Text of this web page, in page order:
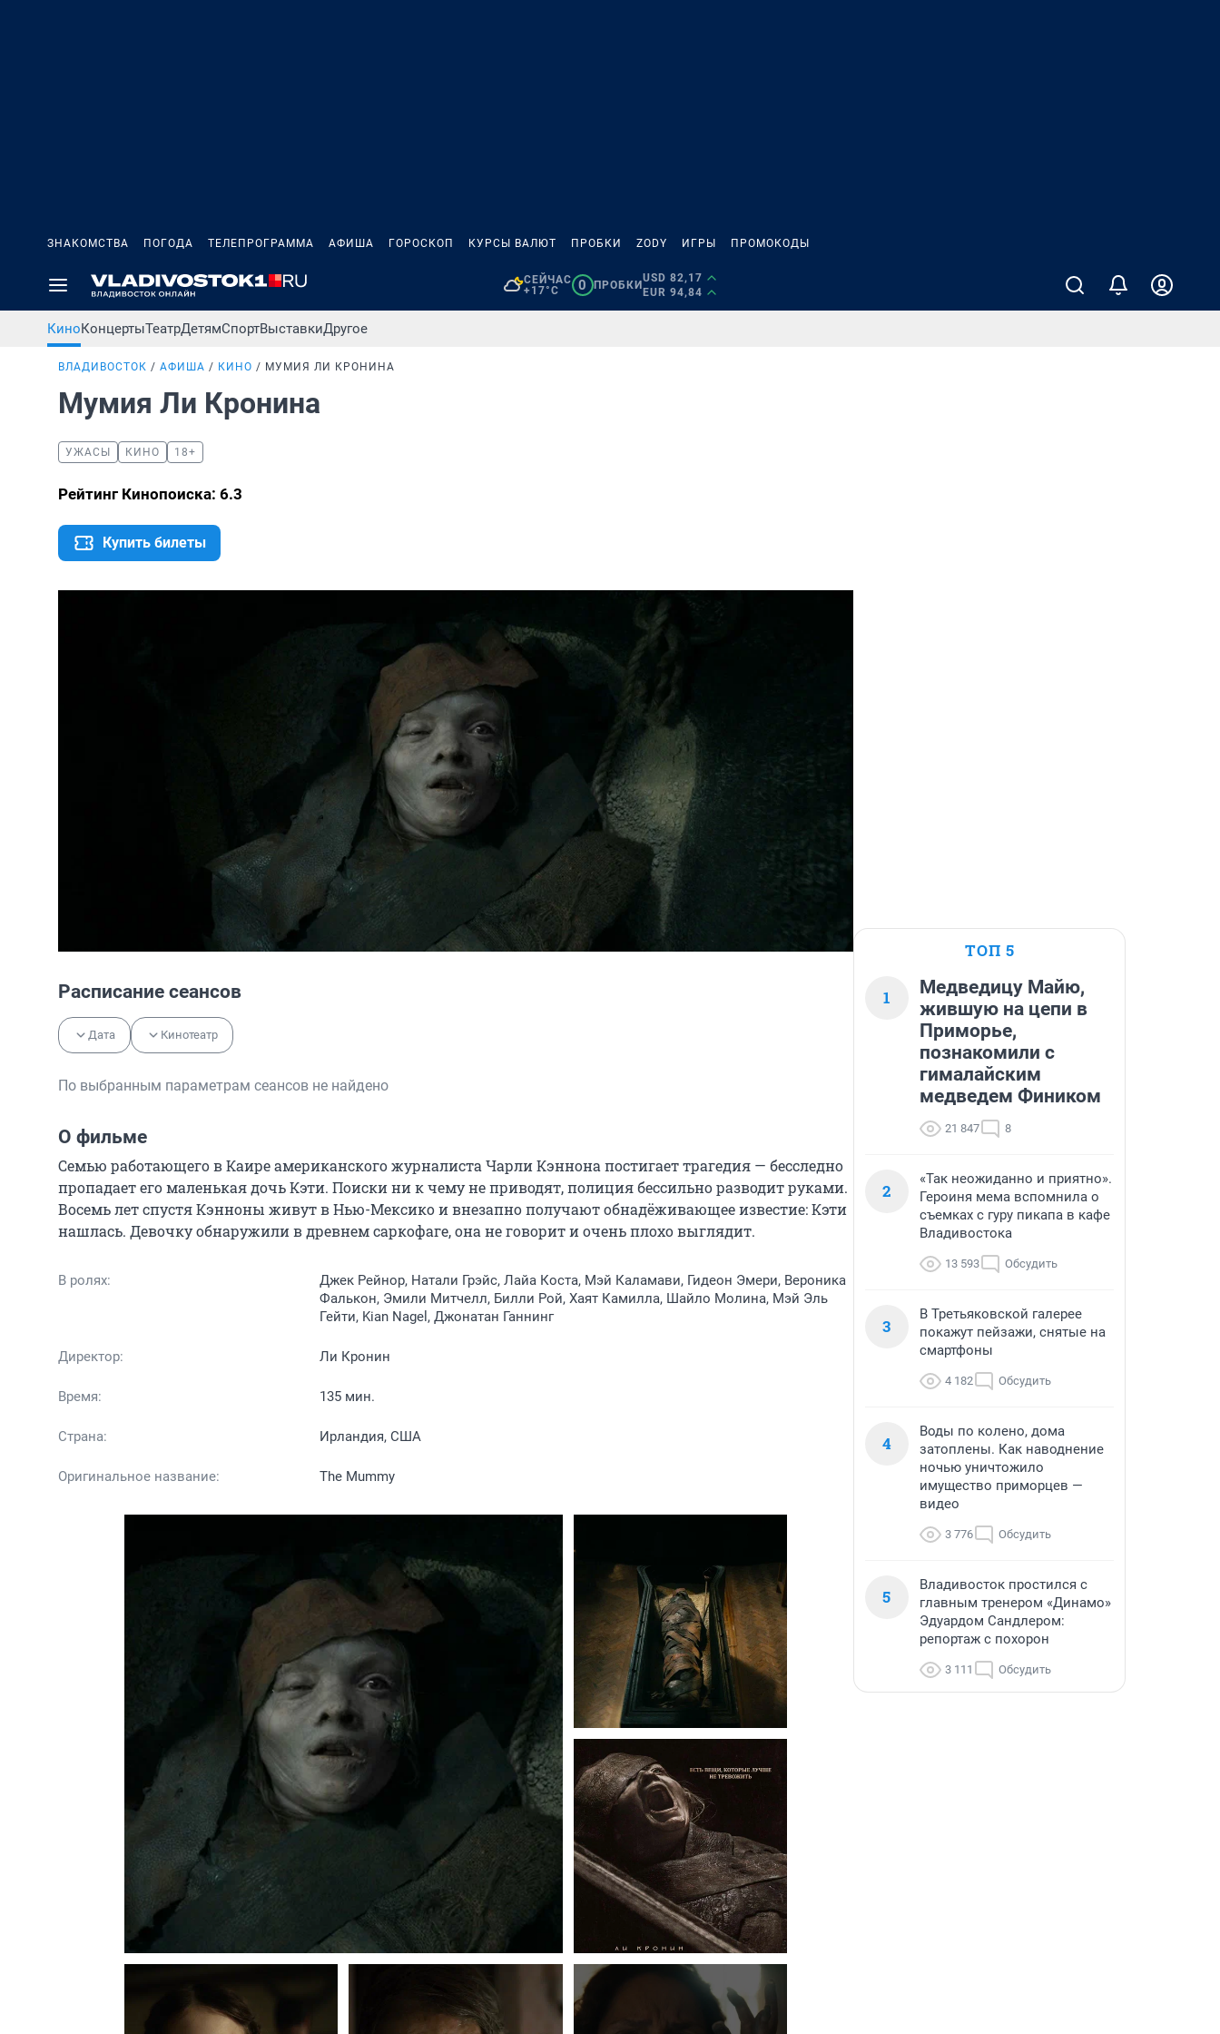
ЗНАКОМСТВА ПОГОДА ТЕЛЕПРОГРАММА АФИША ГОРОСКОП КУРСЫ ВАЛЮТ ПРОБКИ ZODY ИГРЫ ПРОМОКОДЫ
СЕЙЧАС
+17°C
0 ПРОБКИ
USD 82,17
EUR 94,84
КиноКонцертыТеатрДетямСпортВыставкиДругое
ВЛАДИВОСТОК АФИША КИНО МУМИЯ ЛИ КРОНИНА
Мумия Ли Кронина
УЖАСЫ КИНО 18+
Рейтинг Кинопоиска: 6.3
Купить билеты
Расписание сеансов
Дата Кинотеатр
По выбранным параметрам сеансов не найдено
О фильме
Семью работающего в Каире американского журналиста Чарли Кэннона постигает трагедия — бесследно
пропадает его маленькая дочь Кэти. Поиски ни к чему не приводят, полиция бессильно разводит руками.
Восемь лет спустя Кэнноны живут в Нью-Мексико и внезапно получают обнадёживающее известие: Кэти
нашлась. Девочку обнаружили в древнем саркофаге, она не говорит и очень плохо выглядит.
В ролях:
Джек Рейнор, Натали Грэйс, Лайа Коста, Мэй Каламави, Гидеон Эмери, Вероника
Фалькон, Эмили Митчелл, Билли Рой, Хаят Камилла, Шайло Молина, Мэй Эль
Гейти, Kian Nagel, Джонатан Ганнинг
Директор: Ли Кронин
Время: 135 мин.
Страна: Ирландия, США
Оригинальное название: The Mummy
ТОП 5
1
Медведицу Майю,
жившую на цепи в
Приморье,
познакомили с
гималайским
медведем Фиником
21 847 8
2
«Так неожиданно и приятно».
Героиня мема вспомнила о
съемках с гуру пикапа в кафе
Владивостока
13 593 Обсудить
3
В Третьяковской галерее
покажут пейзажи, снятые на
смартфоны
4 182 Обсудить
4
Воды по колено, дома
затоплены. Как наводнение
ночью уничтожило
имущество приморцев —
видео
3 776 Обсудить
5
Владивосток простился с
главным тренером «Динамо»
Эдуардом Сандлером:
репортаж с похорон
3 111 Обсудить